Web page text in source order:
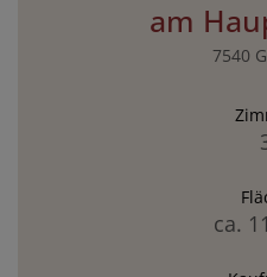
am
7540
ca.